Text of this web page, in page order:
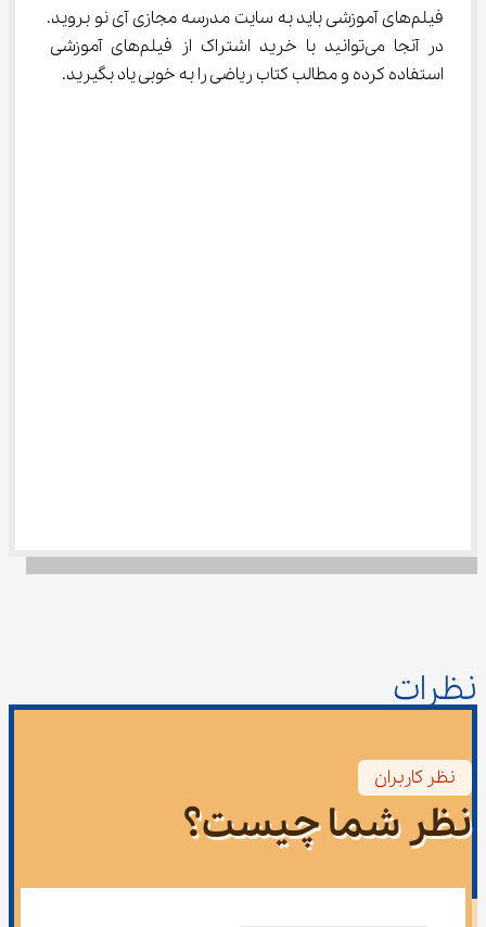
فیلم‌های آموزشی باید به سایت مدرسه مجازی آی نو بروید.
در آنجا می‌توانید با خرید اشتراک از فیلم‌های آموزشی
استفاده کرده و مطالب کتاب ریاضی را به خوبی یاد بگیرید.
نظرات
نظر کاربران
نظر شما چیست؟